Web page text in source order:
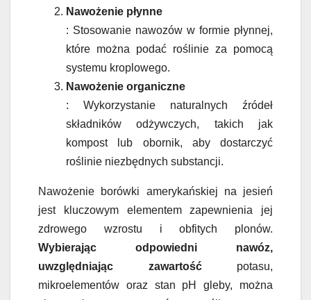
Nawożenie płynne
: Stosowanie nawozów w formie płynnej,
które można podać roślinie za pomocą
systemu kroplowego.
Nawożenie organiczne
: Wykorzystanie naturalnych źródeł
składników odżywczych, takich jak
kompost lub obornik, aby dostarczyć
roślinie niezbędnych substancji.
Nawożenie borówki amerykańskiej na jesień
jest kluczowym elementem zapewnienia jej
zdrowego wzrostu i obfitych plonów.
Wybierając odpowiedni nawóz,
uwzględniając zawartośćpotasu,
mikroelementów oraz stan pH gleby, można